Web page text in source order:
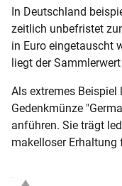
In Deutschland
zeitlich unbefristet
in Euro eingetauscht
liegt der
Als extremes Beispiel
Gedenkmünze
anführen. Sie trägt
makelloser Erhaltung